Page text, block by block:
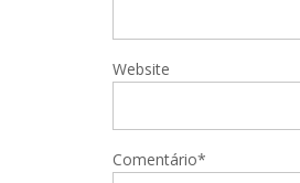
Website
Comentário*